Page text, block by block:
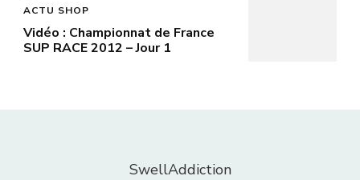
ACTU SHOP
Vidéo : Championnat de France
SUP RACE 2012 – Jour 1
SwellAddiction